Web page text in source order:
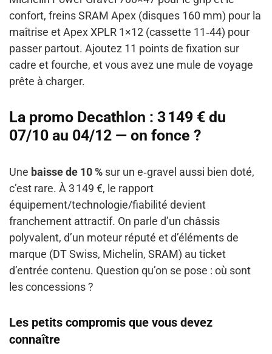
confort, freins SRAM Apex (disques 160 mm) pour la
maîtrise et Apex XPLR 1×12 (cassette 11‑44) pour
passer partout. Ajoutez 11 points de fixation sur
cadre et fourche, et vous avez une mule de voyage
prête à charger.
La promo Decathlon : 3 149 € du
07/10 au 04/12 — on fonce ?
Une baisse de 10 % sur un e‑gravel aussi bien doté,
c’est rare. À 3 149 €, le rapport
équipement/technologie/fiabilité devient
franchement attractif. On parle d’un châssis
polyvalent, d’un moteur réputé et d’éléments de
marque (DT Swiss, Michelin, SRAM) au ticket
d’entrée contenu. Question qu’on se pose : où sont
les concessions ?
Les petits compromis que vous devez
connaître